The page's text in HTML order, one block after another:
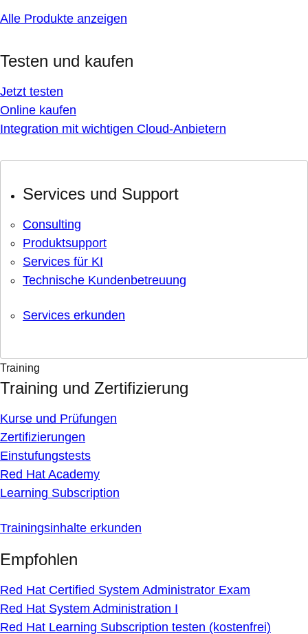
Alle Produkte anzeigen
Testen und kaufen
Jetzt testen
Online kaufen
Integration mit wichtigen Cloud-Anbietern
Services und Support
Consulting
Produktsupport
Services für KI
Technische Kundenbetreuung
Services erkunden
Training
Training und Zertifizierung
Kurse und Prüfungen
Zertifizierungen
Einstufungstests
Red Hat Academy
Learning Subscription
Trainingsinhalte erkunden
Empfohlen
Red Hat Certified System Administrator Exam
Red Hat System Administration I
Red Hat Learning Subscription testen (kostenfrei)